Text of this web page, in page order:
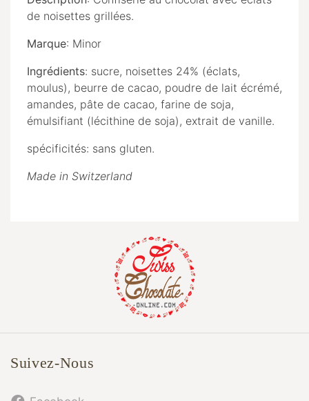
de noisettes grillées.
Marque: Minor
Ingrédients: sucre, noisettes 24% (éclats,
moulus), beurre de cacao, poudre de lait écrémé,
amandes, pâte de cacao, farine de soja,
émulsifiant (lécithine de soja), extrait de vanille.
spécificités: sans gluten.
Made in Switzerland
Suivez-Nous